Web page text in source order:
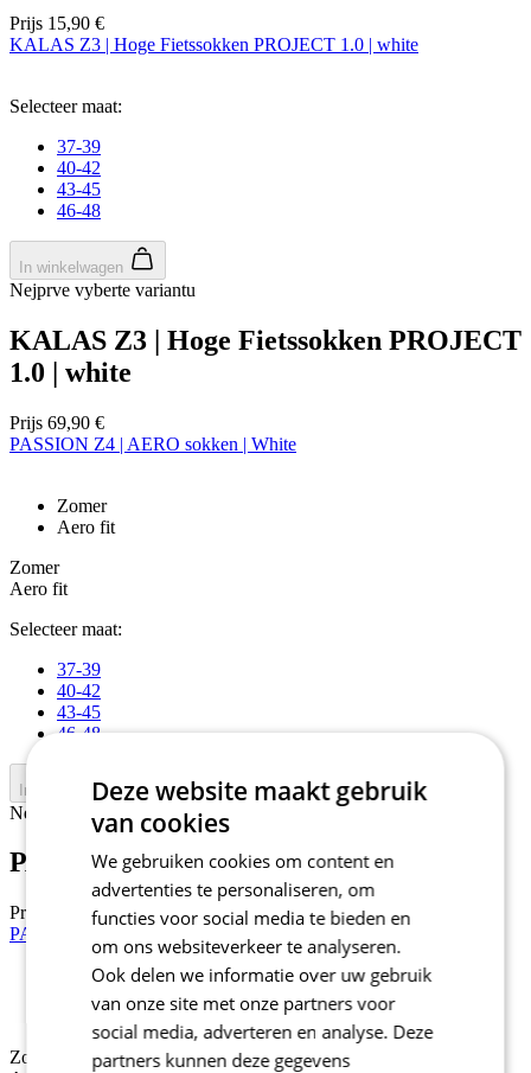
Prijs 15,90 €
KALAS Z3 | Hoge Fietssokken PROJECT 1.0 | white
Selecteer maat:
37-39
40-42
43-45
46-48
In winkelwagen
Nejprve vyberte variantu
KALAS Z3 | Hoge Fietssokken PROJECT
1.0 | white
Prijs 69,90 €
PASSION Z4 | AERO sokken | White
Zomer
Aero fit
Zomer
Aero fit
Selecteer maat:
37-39
40-42
43-45
46-48
In winkelwagen
Nejprve vyberte variantu
PASSION Z4 | AERO sokken | White
Prijs
34,90 €
PASSION Z4 | AERO sokken | Black
Aero fit
Zomer
Deze website maakt gebruik
van cookies
We gebruiken cookies om content en
advertenties te personaliseren, om
functies voor social media te bieden en
om ons websiteverkeer te analyseren.
Ook delen we informatie over uw gebruik
van onze site met onze partners voor
social media, adverteren en analyse. Deze
partners kunnen deze gegevens